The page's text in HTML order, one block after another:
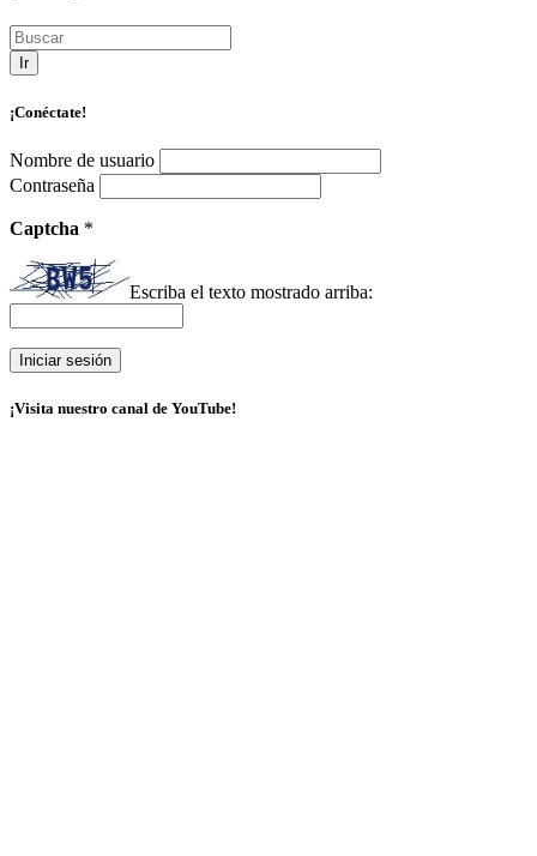
Ir
¡Conéctate!
Nombre de usuario
Contraseña
Captcha *
Escriba el texto mostrado arriba:
¡Visita nuestro canal de YouTube!